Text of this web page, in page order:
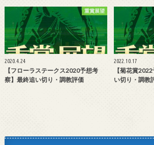
重賞展望
2020.4.24
【フローラステークス2020予想考
察】最終追い切り・調教評価
2022.10.17
【菊花賞
い切り・調教